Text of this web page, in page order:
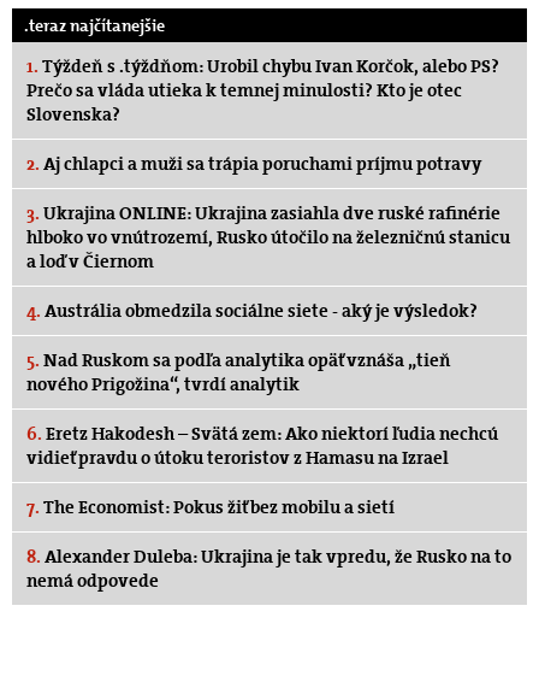
.teraz najčítanejšie
1. Týždeň s .týždňom: Urobil chybu Ivan Korčok, alebo PS?
Prečo sa vláda utieka k temnej minulosti? Kto je otec
Slovenska?
2. Aj chlapci a muži sa trápia poruchami príjmu potravy
3. Ukrajina ONLINE: Ukrajina zasiahla dve ruské rafinérie
hlboko vo vnútrozemí, Rusko útočilo na železničnú stanicu
a loď v Čiernom
4. Austrália obmedzila sociálne siete - aký je výsledok?
5. Nad Ruskom sa podľa analytika opäť vznáša „tieň
nového Prigožina“, tvrdí analytik
6. Eretz Hakodesh – Svätá zem: Ako niektorí ľudia nechcú
vidieť pravdu o útoku teroristov z Hamasu na Izrael
7. The Economist: Pokus žiť bez mobilu a sietí
8. Alexander Duleba: Ukrajina je tak vpredu, že Rusko na to
nemá odpovede